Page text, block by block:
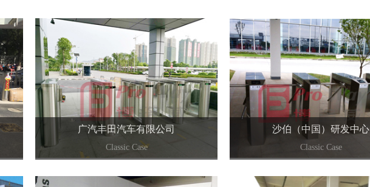
广汽丰田汽车有限公司
Classic Case
沙伯（中国）研发中心
Classic Case